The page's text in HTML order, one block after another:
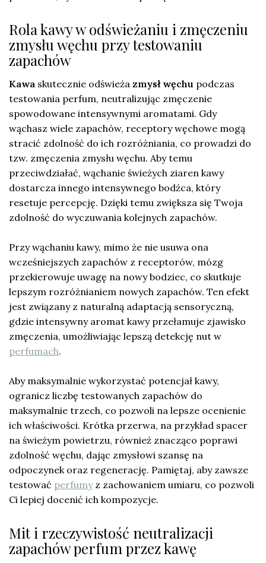
Rola kawy w odświeżaniu i zmęczeniu
zmysłu węchu przy testowaniu
zapachów
Kawa skutecznie odświeża zmysł węchu podczas
testowania perfum, neutralizując zmęczenie
spowodowane intensywnymi aromatami. Gdy
wąchasz wiele zapachów, receptory węchowe mogą
stracić zdolność do ich rozróżniania, co prowadzi do
tzw. zmęczenia zmysłu węchu. Aby temu
przeciwdziałać, wąchanie świeżych ziaren kawy
dostarcza innego intensywnego bodźca, który
resetuje percepcję. Dzięki temu zwiększa się Twoja
zdolność do wyczuwania kolejnych zapachów.
Przy wąchaniu kawy, mimo że nie usuwa ona
wcześniejszych zapachów z receptorów, mózg
przekierowuje uwagę na nowy bodziec, co skutkuje
lepszym rozróżnianiem nowych zapachów. Ten efekt
jest związany z naturalną adaptacją sensoryczną,
gdzie intensywny aromat kawy przełamuje zjawisko
zmęczenia, umożliwiając lepszą detekcję nut w
perfumach.
Aby maksymalnie wykorzystać potencjał kawy,
ogranicz liczbę testowanych zapachów do
maksymalnie trzech, co pozwoli na lepsze ocenienie
ich właściwości. Krótka przerwa, na przykład spacer
na świeżym powietrzu, również znacząco poprawi
zdolność węchu, dając zmysłowi szansę na
odpoczynek oraz regenerację. Pamiętaj, aby zawsze
testować perfumyz zachowaniem umiaru, co pozwoli
Ci lepiej docenić ich kompozycje.
Mit i rzeczywistość neutralizacji
zapachów perfum przez kawę